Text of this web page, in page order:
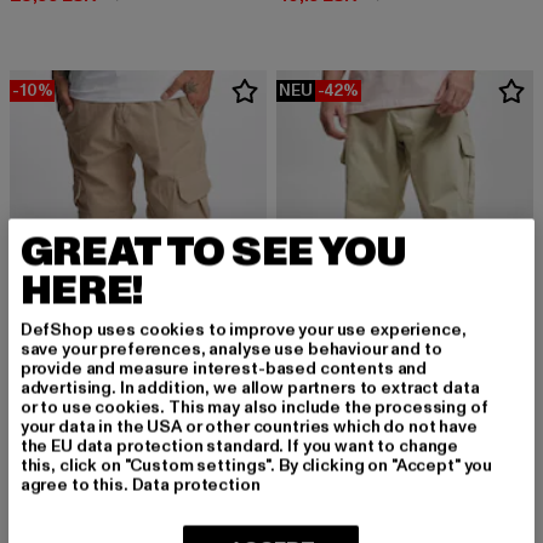
-10%
DEF
Kindou
35,99 EUR
Derzeitiger Preis: 35,99 EUR
39,99 EURAktionspreis: 39,99 EUR
NEU -42%
URBAN CLASSICS
Straight Leg
28,99 EUR
Derzeitiger Preis: 28,99 EUR
49,99 EURAktionspreis:
GREAT TO SEE YOU
HERE!
DefShop uses cookies to improve your use experience,
save your preferences, analyse use behaviour and to
provide and measure interest-based contents and
advertising. In addition, we allow partners to extract data
or to use cookies. This may also include the processing of
your data in the USA or other countries which do not have
the EU data protection standard. If you want to change
this, click on "Custom settings". By clicking on "Accept" you
agree to this. Data protection